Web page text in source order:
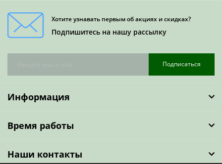
Хотите узнавать первым об акциях и скидках?
Подпишитесь на нашу рассылку
Подписаться
Информация
Время работы
Наши контакты